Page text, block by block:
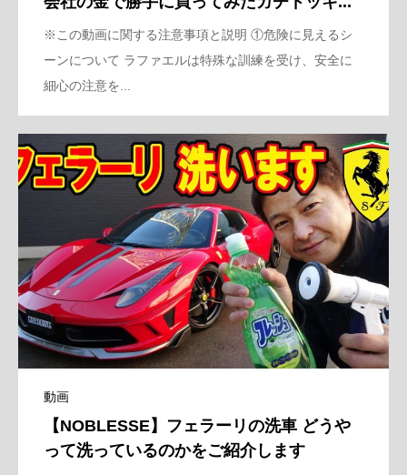
※この動画に関する注意事項と説明 ①危険に見えるシ
ーンについて ラファエルは特殊な訓練を受け、安全に
細心の注意を...
動画
【NOBLESSE】フェラーリの洗車 どうや
って洗っているのかをご紹介します